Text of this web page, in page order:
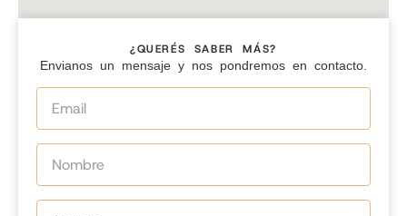
¿QUERÉS SABER MÁS?
Envianos un mensaje y nos pondremos en contacto.